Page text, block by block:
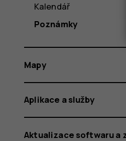
Kalendář
Poznámky
Mapy
Aplikace a služby
Aktualizace softwaru a